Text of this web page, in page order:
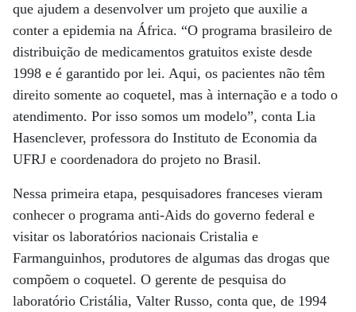
que ajudem a desenvolver um projeto que auxilie a
conter a epidemia na África. “O programa brasileiro de
distribuição de medicamentos gratuitos existe desde
1998 e é garantido por lei. Aqui, os pacientes não têm
direito somente ao coquetel, mas à internação e a todo o
atendimento. Por isso somos um modelo”, conta Lia
Hasenclever, professora do Instituto de Economia da
UFRJ e coordenadora do projeto no Brasil.
Nessa primeira etapa, pesquisadores franceses vieram
conhecer o programa anti-Aids do governo federal e
visitar os laboratórios nacionais Cristalia e
Farmanguinhos, produtores de algumas das drogas que
compõem o coquetel. O gerente de pesquisa do
laboratório Cristália, Valter Russo, conta que, de 1994